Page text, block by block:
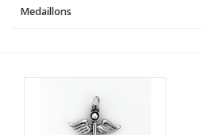
Medaillons